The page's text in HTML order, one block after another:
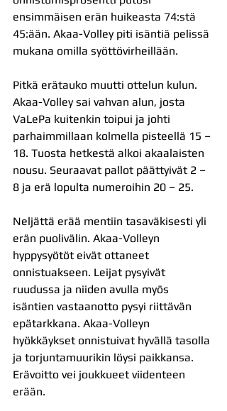
ensimmäisen erän huikeasta 74:stä
45:ään. Akaa-Volley piti isäntiä pelissä
mukana omilla syöttövirheillään.
Pitkä erätauko muutti ottelun kulun.
Akaa-Volley sai vahvan alun, josta
VaLePa kuitenkin toipui ja johti
parhaimmillaan kolmella pisteellä 15 –
18. Tuosta hetkestä alkoi akaalaisten
nousu. Seuraavat pallot päättyivät 2 –
8 ja erä lopulta numeroihin 20 – 25.
Neljättä erää mentiin tasaväkisesti yli
erän puolivälin. Akaa-Volleyn
hyppysyötöt eivät ottaneet
onnistuakseen. Leijat pysyivät
ruudussa ja niiden avulla myös
isäntien vastaanotto pysyi riittävän
epätarkkana. Akaa-Volleyn
hyökkäykset onnistuivat hyvällä tasolla
ja torjuntamuurikin löysi paikkansa.
Erävoitto vei joukkueet viidenteen
erään.